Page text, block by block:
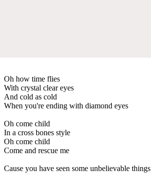
Oh how time flies
With crystal clear eyes
And cold as cold
When you're ending with diamond eyes
Oh come child
In a cross bones style
Oh come child
Come and rescue me
Cause you have seen some unbelievable things